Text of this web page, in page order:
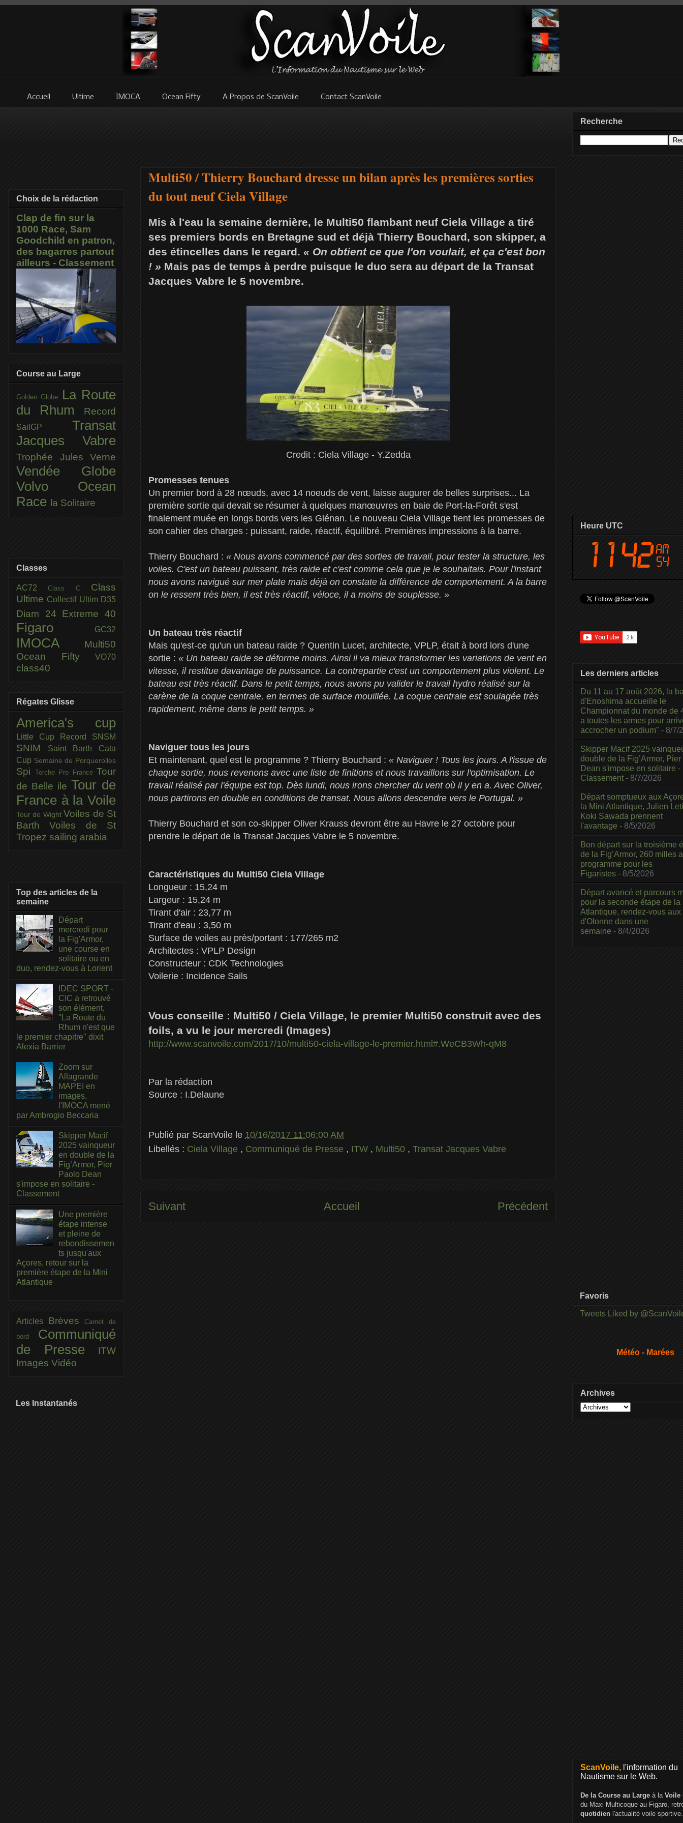
Accueil Ultime IMOCA Ocean Fifty A Propos de ScanVoile Contact ScanVoile
Multi50 / Thierry Bouchard dresse un bilan après les premières sorties
du tout neuf Ciela Village
Mis à l'eau la semaine dernière, le Multi50 flambant neuf Ciela Village a tiré
ses premiers bords en Bretagne sud et déjà Thierry Bouchard, son skipper, a
des étincelles dans le regard. « On obtient ce que l'on voulait, et ça c'est bon
! » Mais pas de temps à perdre puisque le duo sera au départ de la Transat
Jacques Vabre le 5 novembre.
Credit : Ciela Village - Y.Zedda
Promesses tenues
Un premier bord à 28 nœuds, avec 14 noeuds de vent, laisse augurer de belles surprises... La
première sortie qui devait se résumer à quelques manœuvres en baie de Port-la-Forêt s'est
finalement muée en longs bords vers les Glénan. Le nouveau Ciela Village tient les promesses de
son cahier des charges : puissant, raide, réactif, équilibré. Premières impressions à la barre.
Thierry Bouchard : « Nous avons commencé par des sorties de travail, pour tester la structure, les
voiles. C'est un bateau puissant, très raide et c'est comme cela que je le souhaitais. Pour l'instant
nous avons navigué sur mer plate mais déjà on constate la différence de comportement. A la barre
on le ressent très bien, il est très réactif, véloce, il a moins de souplesse. »
Un bateau très réactif
Mais qu'est-ce qu'un un bateau raide ? Quentin Lucet, architecte, VPLP, était à bord lors d'une
sortie : « Un bateau raide se déforme moins. Ainsi il va mieux transformer les variations de vent en
vitesse, il restitue davantage de puissance. La contrepartie c'est un comportement plus violent. Le
bateau est très réactif. Dans le petit temps, nous avons pu valider le travail hydro réalisé sur la
carène de la coque centrale, en termes de surface mouillée. La coque centrale est soulagée très
rapidement, même dans le petit temps. »
Naviguer tous les jours
Et maintenant, quel est le programme ? Thierry Bouchard : « Naviguer ! Tous les jours. A l'issue de
chaque sortie, nous revenons avec une liste de finitions et nous travaillons sur l'optimisation. Le
travail réalisé par l'équipe est top. Dès lundi, nous irons chercher du vent où il y en a. Avec Oliver,
nous partirons en double en conditions de transat. Nous allons descendre vers le Portugal. »
Thierry Bouchard et son co-skipper Oliver Krauss devront être au Havre le 27 octobre pour
prendre le départ de la Transat Jacques Vabre le 5 novembre.
Caractéristiques du Multi50 Ciela Village
Longueur : 15,24 m
Largeur : 15,24 m
Tirant d'air : 23,77 m
Tirant d'eau : 3,50 m
Surface de voiles au près/portant : 177/265 m2
Architectes : VPLP Design
Constructeur : CDK Technologies
Voilerie : Incidence Sails
Vous conseille : Multi50 / Ciela Village, le premier Multi50 construit avec des
foils, a vu le jour mercredi (Images)
http://www.scanvoile.com/2017/10/multi50-ciela-village-le-premier.html#.WeCB3Wh-qM8
Par la rédaction
Source : I.Delaune
Publié par ScanVoile le 10/16/2017 11:06:00 AM
Libellés : Ciela Village , Communiqué de Presse , ITW , Multi50 , Transat Jacques Vabre
Suivant Précédent
Accueil
Choix de la rédaction
Clap de fin sur la
1000 Race, Sam
Goodchild en patron,
des bagarres partout
ailleurs - Classement
Course au Large
Golden Globe
La Route
du Rhum
Record
SailGP Transat
Jacques Vabre
Trophée Jules Verne
Vendée Globe
Volvo Ocean
Race la Solitaire
Classes
AC72Class C Class
Ultime Collectif Ultim D35
Diam 24 Extreme 40
Figaro GC32
IMOCA
Multi50
Ocean Fifty
VO70
class40
Régates Glisse
America's cup
Little Cup Record SNSM
SNIM
Saint Barth Cata
Cup Semaine de Porquerolles
Spi Torche Pro France Tour
de Belle ile Tour de
France à la Voile
Tour de Wight Voiles de St
BarthVoiles de St
Tropez sailing arabia
Top des articles de la
semaine
Départ
mercredi pour
la Fig'Armor,
une course en
solitaire ou en
duo, rendez-vous à Lorient
IDEC SPORT -
CIC a retrouvé
son élément,
"La Route du
Rhum n'est que
le premier chapitre" dixit
Alexia Barrier
Zoom sur
Allagrande
MAPEI en
images,
l'IMOCA mené
par Ambrogio Beccaria
Skipper Macif
2025 vainqueur
en double de la
Fig’Armor, Pier
Paolo Dean
s'impose en solitaire -
Classement
Une première
étape intense
et pleine de
rebondissemen
ts jusqu'aux
Açores, retour sur la
première étape de la Mini
Atlantique
Articles BrèvesCarnet de
bord Communiqué
de Presse
ITW
Images Vidéo
Les Instantanés
Recherche
Heure UTC
Les derniers articles
Du 11 au 17 août 2026, la
d'Enoshima accueille le
Championnat du monde de
a toutes les armes pour
accrocher un podium" - 8/7/
Skipper Macif 2025
double de la Fig’Armor,
Dean s'impose en solitaire -
Classement - 8/7/2026
Départ somptueux aux
la Mini Atlantique, Julien
Koki Sawada prennent
l'avantage - 8/5/2026
Bon départ sur la troisième
de la Fig’Armor, 260 milles
programme pour les
Figaristes - 8/5/2026
Départ avancé et parcours
pour la seconde étape de la
Atlantique, rendez-vous
d'Olonne dans une
semaine - 8/4/2026
Favoris
Tweets Liked by
Météo - Marées
Archives
ScanVoile, l'information du
Nautisme sur le Web.
De la Course au Large à la Voile
du Maxi Multicoque au Figaro,
quotidien l'actualité voile sportive.